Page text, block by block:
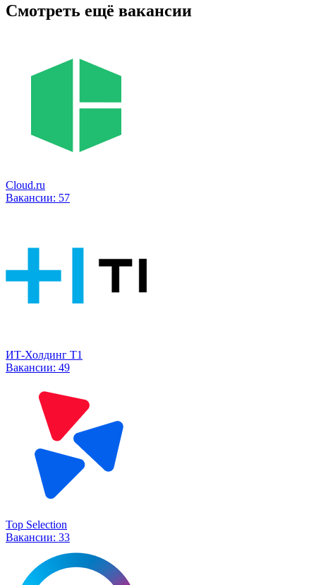
Смотреть ещё вакансии
Cloud.ru
Вакансии: 57
ИТ-Холдинг Т1
Вакансии: 49
Top Selection
Вакансии: 33